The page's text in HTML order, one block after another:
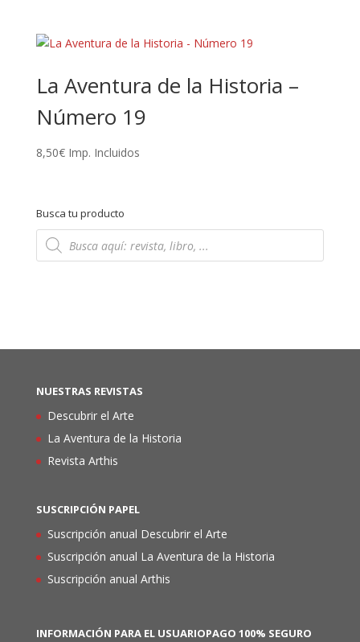
La Aventura de la Historia –
Número 19
8,50€ Imp. Incluidos
Busca tu producto
Búsqueda
de
productos
NUESTRAS REVISTAS
Descubrir el Arte
La Aventura de la Historia
Revista Arthis
SUSCRIPCIÓN PAPEL
Suscripción anual Descubrir el Arte
Suscripción anual La Aventura de la Historia
Suscripción anual Arthis
INFORMACIÓN PARA EL USUARIOPAGO 100% SEGURO